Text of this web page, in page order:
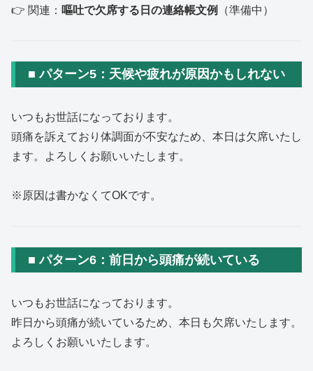
👉 関連： 嘔吐で欠席する日の連絡帳文例 （準備中）
■ パターン5：天候や疲れが原因かもしれない
いつもお世話になっております。
頭痛を訴えており体調面が不安なため、本日は欠席いたし
ます。よろしくお願いいたします。
※原因は書かなくてOKです。
■ パターン6：前日から頭痛が続いている
いつもお世話になっております。
昨日から頭痛が続いているため、本日も欠席いたします。
よろしくお願いいたします。